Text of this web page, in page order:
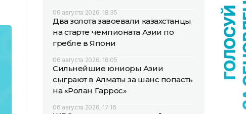
06 августа 2026, 18:35
Два золота завоевали казахстанцы
на старте чемпионата Азии по
гребле в Япони
06 августа 2026, 18:05
Сильнейшие юниоры Азии
сыграют в Алматы за шанс попасть
на «Ролан Гаррос»
06 августа 2026, 17:16